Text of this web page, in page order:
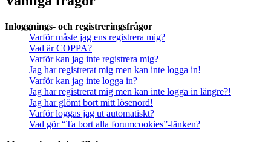
Inloggnings- och registreringsfrågor
Varför måste jag ens registrera mig?
Vad är COPPA?
Varför kan jag inte registrera mig?
Jag har registrerat mig men kan inte logga in!
Varför kan jag inte logga in?
Jag har registrerat mig men kan inte logga in längre?!
Jag har glömt bort mitt lösenord!
Varför loggas jag ut automatiskt?
Vad gör “Ta bort alla forumcookies”-länken?